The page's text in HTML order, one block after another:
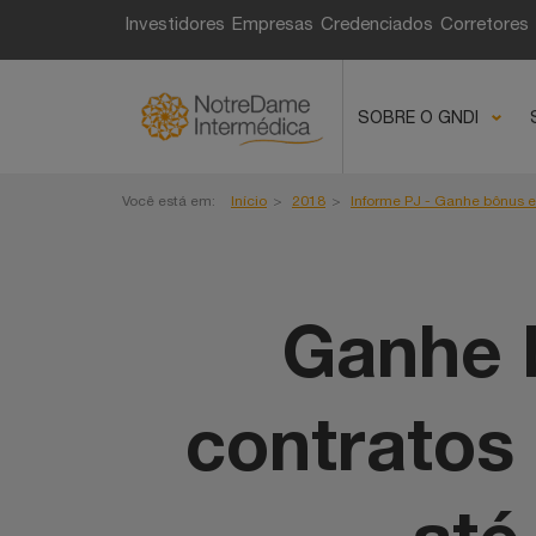
Investidores Empresas Credenciados Corretores
SOBRE O GNDI
Você está em: Início 2018 Informe PJ - Ganhe bônus
Fique por dentro de
e você, corretor!
Ganhe
contratos